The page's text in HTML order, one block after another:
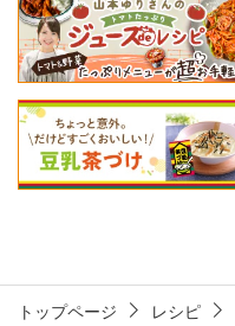
トップページ レシピ